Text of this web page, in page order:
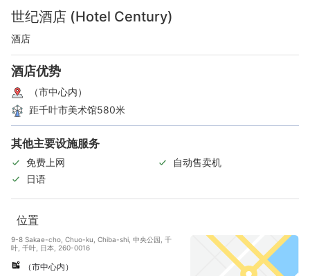
世纪酒店 (Hotel Century)
酒店
酒店优势
（市中心内）
距千叶市美术馆580米
其他主要设施服务
免费上网
自动售卖机
日语
位置
9-8 Sakae-cho, Chuo-ku, Chiba-shi, 中央公园, 千
叶, 千叶, 日本, 260-0016
（市中心内）